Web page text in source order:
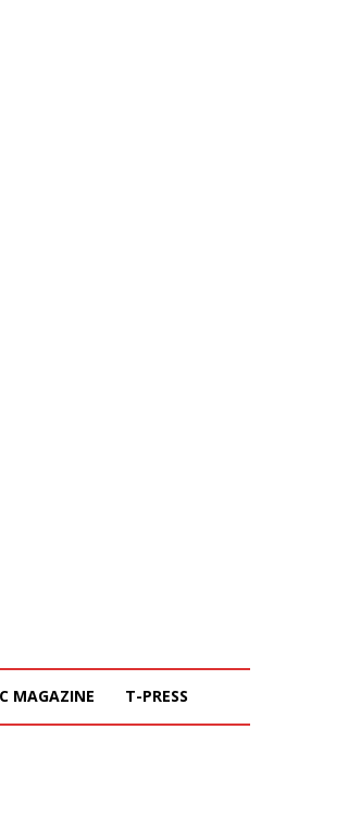
MAGAZINE T-PRESS